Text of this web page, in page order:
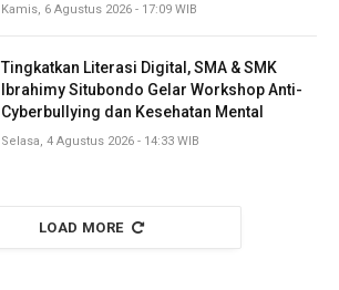
Kamis, 6 Agustus 2026 - 17:09 WIB
Tingkatkan Literasi Digital, SMA & SMK
Ibrahimy Situbondo Gelar Workshop Anti-
Cyberbullying dan Kesehatan Mental
Selasa, 4 Agustus 2026 - 14:33 WIB
LOAD MORE